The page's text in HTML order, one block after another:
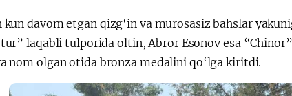
kun davom etgan qizg‘in va murosasiz bahslar
laqabli tulporida oltin, Abror Esonov esa
nom olgan otida bronza medalini qo‘lga kiritdi.